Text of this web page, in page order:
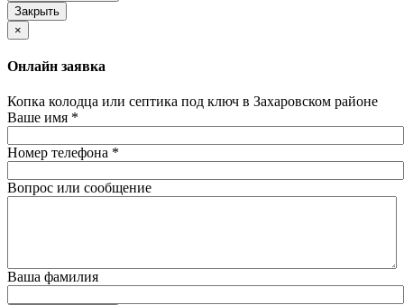
Закрыть
×
Онлайн заявка
Копка колодца или септика под ключ в Захаровском районе
Ваше имя *
Номер телефона *
Вопрос или сообщение
Ваша фамилия